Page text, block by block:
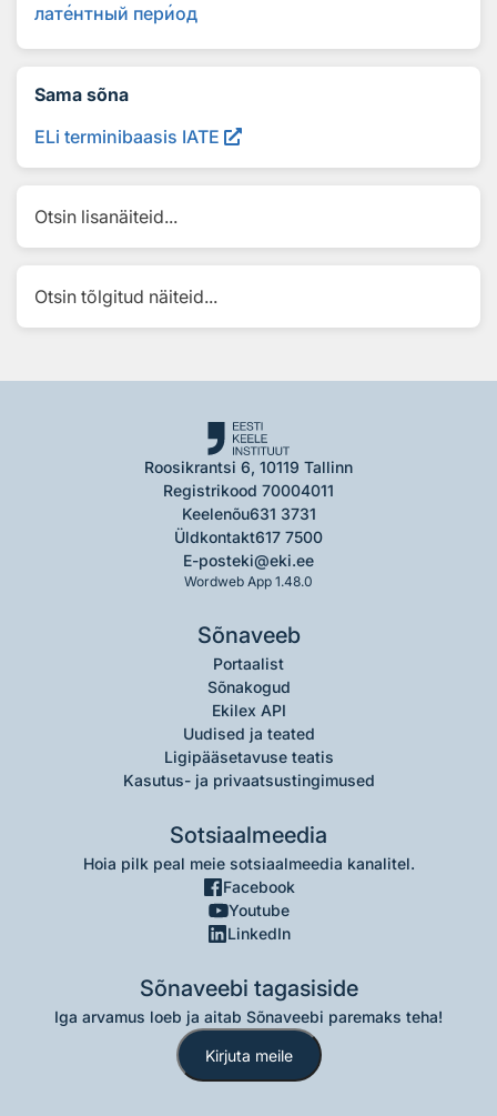
латентный период
Sama sõna
ELi terminibaasis IATE
Otsin lisanäiteid...
Otsin tõlgitud näiteid...
Roosikrantsi 6, 10119 Tallinn
Registrikood 70004011
Keelenõu631 3731
Üldkontakt617 7500
E-posteki@eki.ee
Wordweb App 1.48.0
Sõnaveeb
Portaalist
Sõnakogud
Ekilex API
Uudised ja teated
Ligipääsetavuse teatis
Kasutus- ja privaatsustingimused
Sotsiaalmeedia
Hoia pilk peal meie sotsiaalmeedia kanalitel.
Facebook
Youtube
LinkedIn
Sõnaveebi tagasiside
Iga arvamus loeb ja aitab Sõnaveebi paremaks teha!
Kirjuta meile